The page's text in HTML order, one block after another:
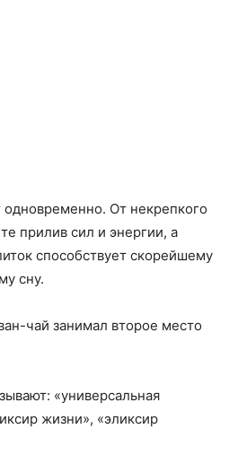
одновременно. От некрепкого
прилив сил и энергии, а
способствует скорейшему
сну.
чай занимал второе место
«универсальная
жизни», «эликсир